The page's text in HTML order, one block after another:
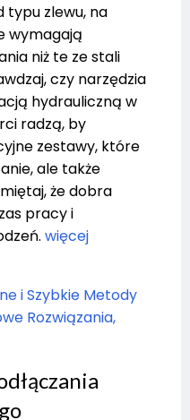
typu zlewu, na
wymagają
niż te ze stali
czy narzędzia
hydrauliczną w
radzą, by
zestawy, które
ale także
że dobra
pracy i
więcej
i Szybkie Metody
Rozwiązania,